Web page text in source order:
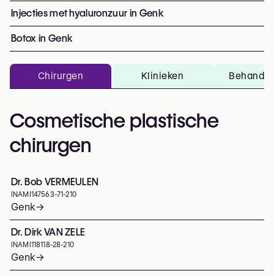
Injecties met hyaluronzuur in Genk
Botox in Genk
Chirurgen Klinieken
Cosmetische plastische
chirurgen
Dr. Bob VERMEULEN
INAMI 147563-71-210
Genk→
Dr. Dirk VAN ZELE
INAMI 118118-28-210
Genk→